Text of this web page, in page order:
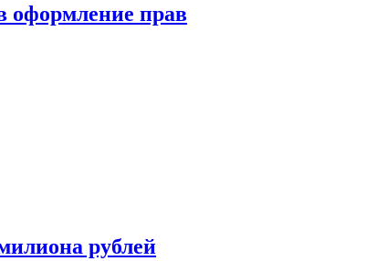
оформление прав
рублей